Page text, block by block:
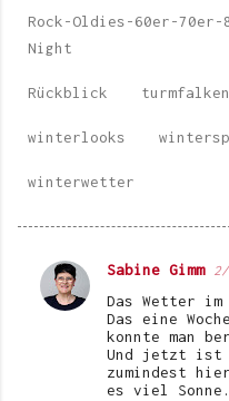
Rock-Oldies-60er-
Night
Rückblick turmfalken
winterlooks
winterwetter
K
Sabine Gimm
Das Wetter
Das eine
konnte man
Und jetzt
zumindest
es viel Sonne.